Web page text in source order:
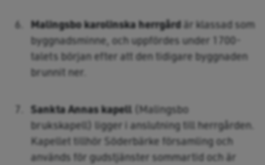
Malingsbo karolinska herrgårdär klassad som
byggnadsminne, och uppfördes under 1700-
talets början efter att den tidigare byggnaden
brunnit ner.
Sankta Annas kapell (Malingsbo
brukskapell) ligger i anslutning till herrgården.
Kapellet tillhör Söderbärke församling och
används för gudstjänster sommartid och är